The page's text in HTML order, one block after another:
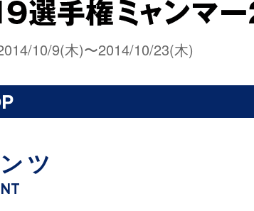
10/9(木)〜2014/10/23(木)
ツ